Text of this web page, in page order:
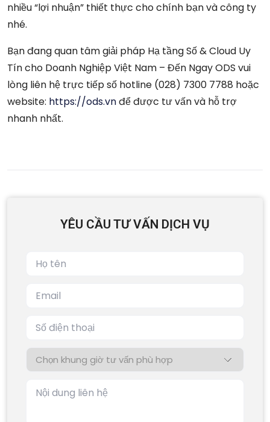
nhiều “lợi nhuận” thiết thực cho chính bạn và công ty
nhé.
Bạn đang quan tâm giải pháp Hạ tầng Số & Cloud Uy
Tín cho Doanh Nghiệp Việt Nam – Đến Ngay ODS vui
lòng liên hệ trực tiếp số hotline (028) 7300 7788 hoặc
website: https://ods.vnđể được tư vấn và hỗ trợ
nhanh nhất.
YÊU CẦU TƯ VẤN DỊCH VỤ